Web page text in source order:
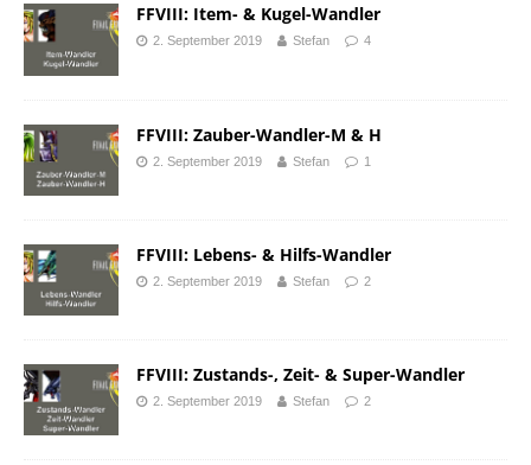
FFVIII: Item- & Kugel-Wandler
2. September 2019 Stefan 4
FFVIII: Zauber-Wandler-M & H
2. September 2019 Stefan 1
FFVIII: Lebens- & Hilfs-Wandler
2. September 2019 Stefan 2
FFVIII: Zustands-, Zeit- & Super-Wandler
2. September 2019 Stefan 2